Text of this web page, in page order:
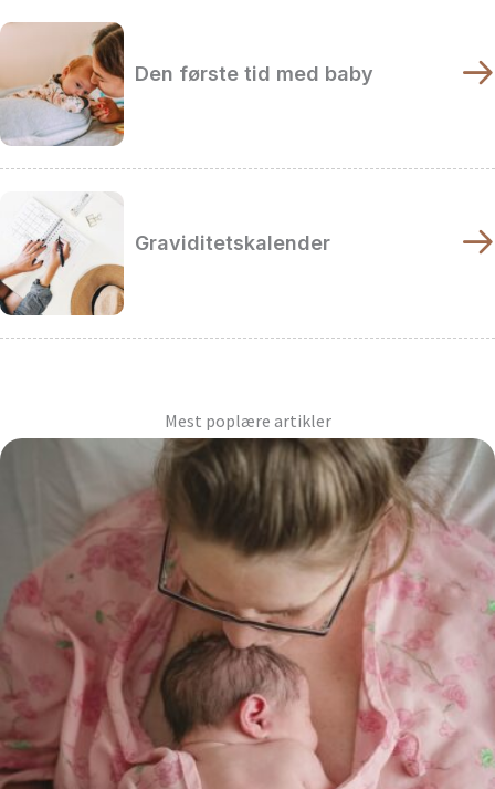
Den første tid med baby
Graviditetskalender
Mest poplære artikler